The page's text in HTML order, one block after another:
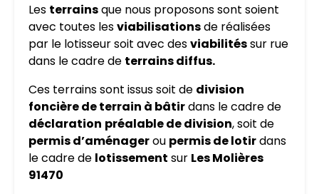
Les terrainsque nous proposons sont soient
avec toutes lesviabilisationsde réalisées
par le lotisseur soit avec desviabilitéssur rue
dans le cadre de terrains diffus.
Ces terrains sont issus soit de division
foncière de terrain à bâtirdans le cadre de
déclaration préalable de division, soit de
permis d’aménagerou permis de lotirdans
le cadre de lotissement sur Les Molières
91470